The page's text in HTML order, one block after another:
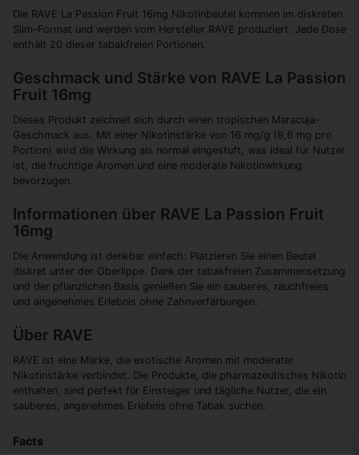
Die RAVE La Passion Fruit 16mg Nikotinbeutel kommen im diskreten
Slim-Format und werden vom Hersteller RAVE produziert. Jede Dose
enthält 20 dieser tabakfreien Portionen.
Geschmack und Stärke von RAVE La Passion
Fruit 16mg
Dieses Produkt zeichnet sich durch einen tropischen Maracuja-
Geschmack aus. Mit einer Nikotinstärke von 16 mg/g (9,6 mg pro
Portion) wird die Wirkung als normal eingestuft, was ideal für Nutzer
ist, die fruchtige Aromen und eine moderate Nikotinwirkung
bevorzugen.
Informationen über RAVE La Passion Fruit
16mg
Die Anwendung ist denkbar einfach: Platzieren Sie einen Beutel
diskret unter der Oberlippe. Dank der tabakfreien Zusammensetzung
und der pflanzlichen Basis genießen Sie ein sauberes, rauchfreies
und angenehmes Erlebnis ohne Zahnverfärbungen.
Über RAVE
RAVE ist eine Marke, die exotische Aromen mit moderater
Nikotinstärke verbindet. Die Produkte, die pharmazeutisches Nikotin
enthalten, sind perfekt für Einsteiger und tägliche Nutzer, die ein
sauberes, angenehmes Erlebnis ohne Tabak suchen.
Facts